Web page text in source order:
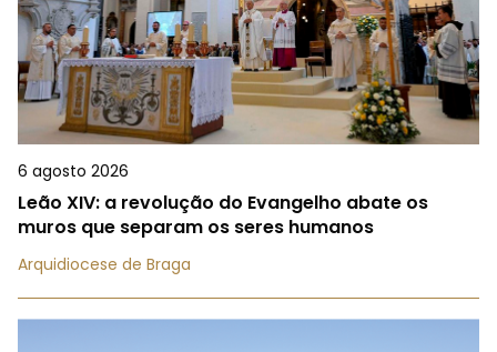
6 agosto 2026
Leão XIV: a revolução do Evangelho abate os
muros que separam os seres humanos
Arquidiocese de Braga